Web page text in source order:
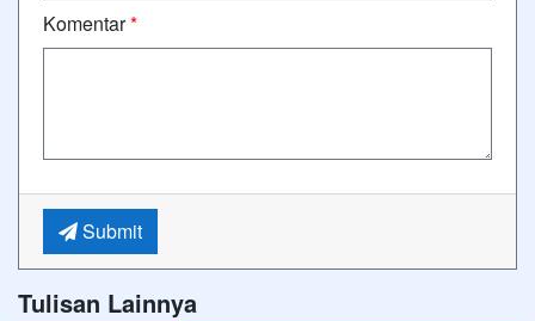
Komentar*
Submit
Tulisan Lainnya